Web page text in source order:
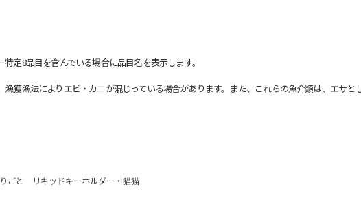
定8品目を含んでいる場合に品目名を表示します。
漁法によりエビ・カニが混じっている場合があります。また、これらの魚介類は、エサと
ごと リキッドキーホルダー・猫猫